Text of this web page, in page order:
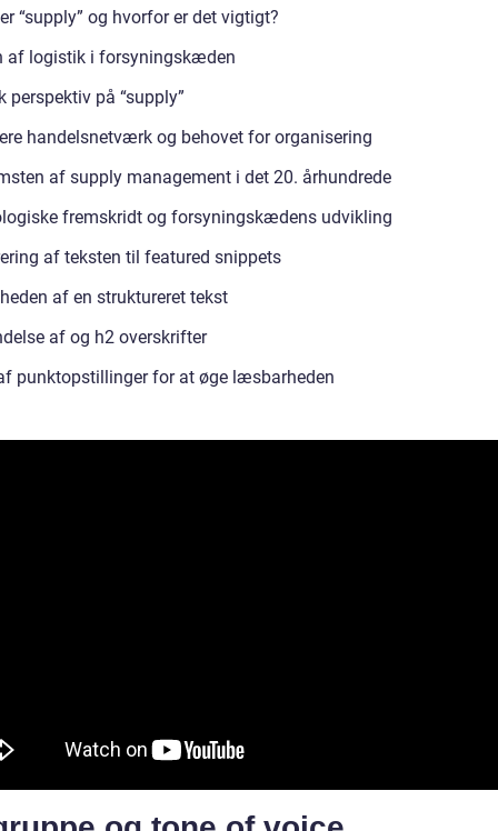
“supply” og hvorfor er det vigtigt?
af logistik i forsyningskæden
perspektiv på “supply”
handelsnetværk og behovet for organisering
af supply management i det 20. århundrede
fremskridt og forsyningskædens udvikling
af teksten til featured snippets
af en struktureret tekst
af og h2 overskrifter
punktopstillinger for at øge læsbarheden